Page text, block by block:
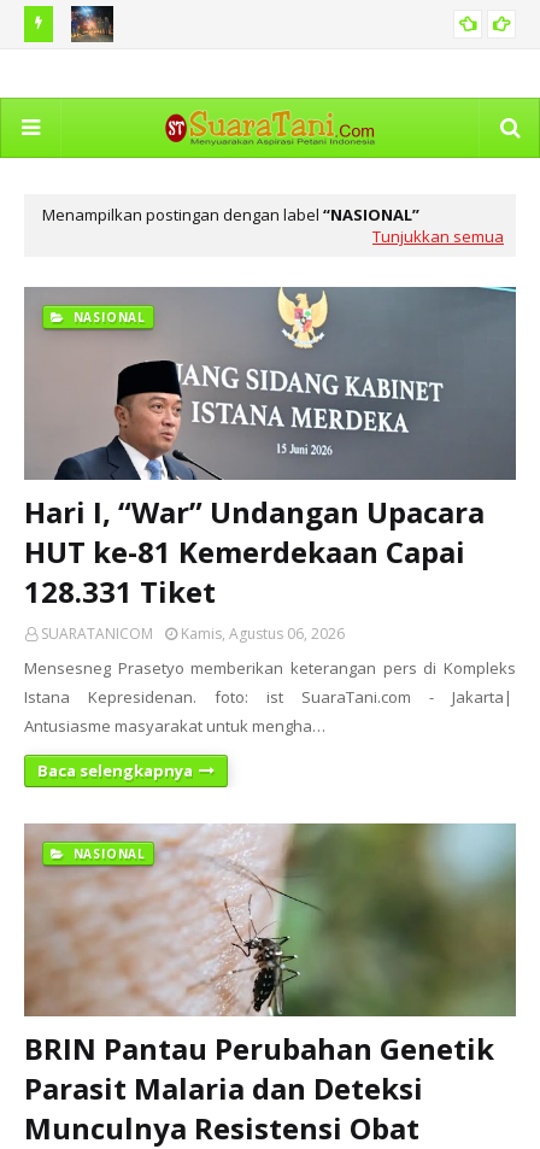
Air Termasuk di Sumut
Menampilkan postingan dengan label
NASIONAL
Tunjukkan semua
NASIONAL
Hari I, “War” Undangan Upacara
HUT ke-81 Kemerdekaan Capai
128.331 Tiket
SUARATANICOM Kamis, Agustus 06, 2026
Mensesneg Prasetyo memberikan keterangan pers di Kompleks
Istana Kepresidenan. foto: ist SuaraTani.com - Jakarta|
Antusiasme masyarakat untuk mengha…
Baca selengkapnya
NASIONAL
BRIN Pantau Perubahan Genetik
Parasit Malaria dan Deteksi
Munculnya Resistensi Obat